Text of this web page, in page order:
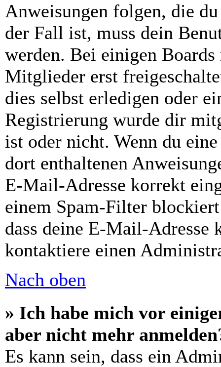
Anweisungen folgen, die
der Fall ist, muss dein
werden. Bei einigen Boards
Mitglieder erst
dies selbst erledigen oder
Registrierung wurde dir
ist oder nicht. Wenn du
dort enthaltenen
E-Mail-Adresse korrekt
einem Spam-Filter
dass deine E-Mail-Adresse
kontaktiere einen
Nach oben
» Ich habe mich vor
aber nicht mehr
Es kann sein, dass ein